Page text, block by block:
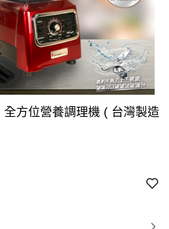
全方位營養調理機 ( 台灣製造